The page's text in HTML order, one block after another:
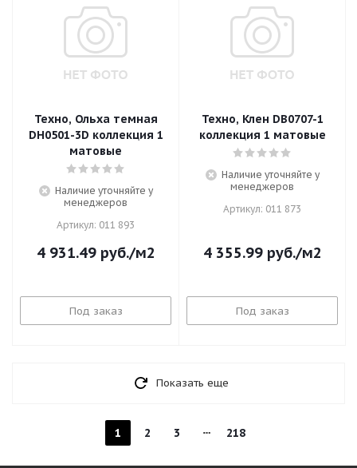
Техно, Ольха темная
DH0501-3D коллекция 1
матовые
Наличие уточняйте у
менеджеров
Артикул: 011 893
4 931.49руб./м2
Под заказ
Техно, Клен DB0707-1
коллекция 1 матовые
Наличие уточняйте у
менеджеров
Артикул: 011 873
4 355.99руб./м2
Под заказ
Показать еще
1 2 3 218